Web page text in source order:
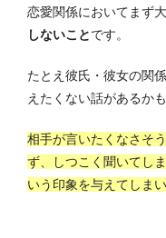
恋愛関係においてまず大
しないことです。
たとえ彼氏・彼女の関
えたくない話があるか
相手が言いたくなさそ
ず、しつこく聞いてし
いう印象を与えてしま